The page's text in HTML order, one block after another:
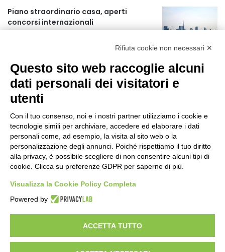
a
e
:
Piano straordinario casa, aperti
concorsi internazionali
farmaci in Italia
10 ore fa
Un nuovo modello di IA stima il volume
dei ghiacciai del pianeta
11 ore fa
Manutenzione strade, nel biennio
2026-27 investiti 56 milioni
1 giorno fa
Il codice segreto dei neuroni: la
memoria della nascita che costruisce il
cervello
Rifiuta cookie non necessari ✕
Questo sito web raccoglie alcuni
dati personali dei visitatori e
utenti
Con il tuo consenso, noi e i nostri partner utilizziamo i cookie e
tecnologie simili per archiviare, accedere ed elaborare i dati
personali come, ad esempio, la visita al sito web o la
personalizzazione degli annunci. Poiché rispettiamo il tuo diritto
alla privacy, è possibile scegliere di non consentire alcuni tipi di
cookie. Clicca su preferenze GDPR per saperne di più.
Visualizza la Cookie Policy Completa
Powered by
ACCETTA TUTTO